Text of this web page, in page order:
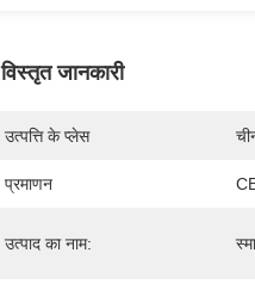
विस्तृत जानकारी
उत्पत्ति के प्लेस
प्रमाणन
उत्पाद का नाम: